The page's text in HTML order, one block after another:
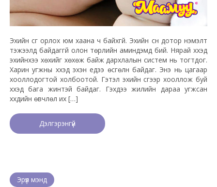
Эхийн сүүг орлох юм хаана ч байхгүй. Эхийн сүүн дотор нэмэлт
тэжээлд байдаггүй олон төрлийн аминдэмүүд бий. Нярай хүүхэд
эхийнхээ хөхийг хөхөж байж дархлалын систем нь тогтдог.
Харин угжны хүүхэд эхэн үедээ өсгөлүүн байдаг. Энэ нь цагаар
хооллодогтой холбоотой. Гэтэл эхийн сүүгээр хооллож буй
хүүхэд бага жинтэй байдаг. Гэхдээ жилийн дараа угжсан
хүүхдийн өвчлөл их […]
Дэлгэрэнгүй
Эрүүл мэнд